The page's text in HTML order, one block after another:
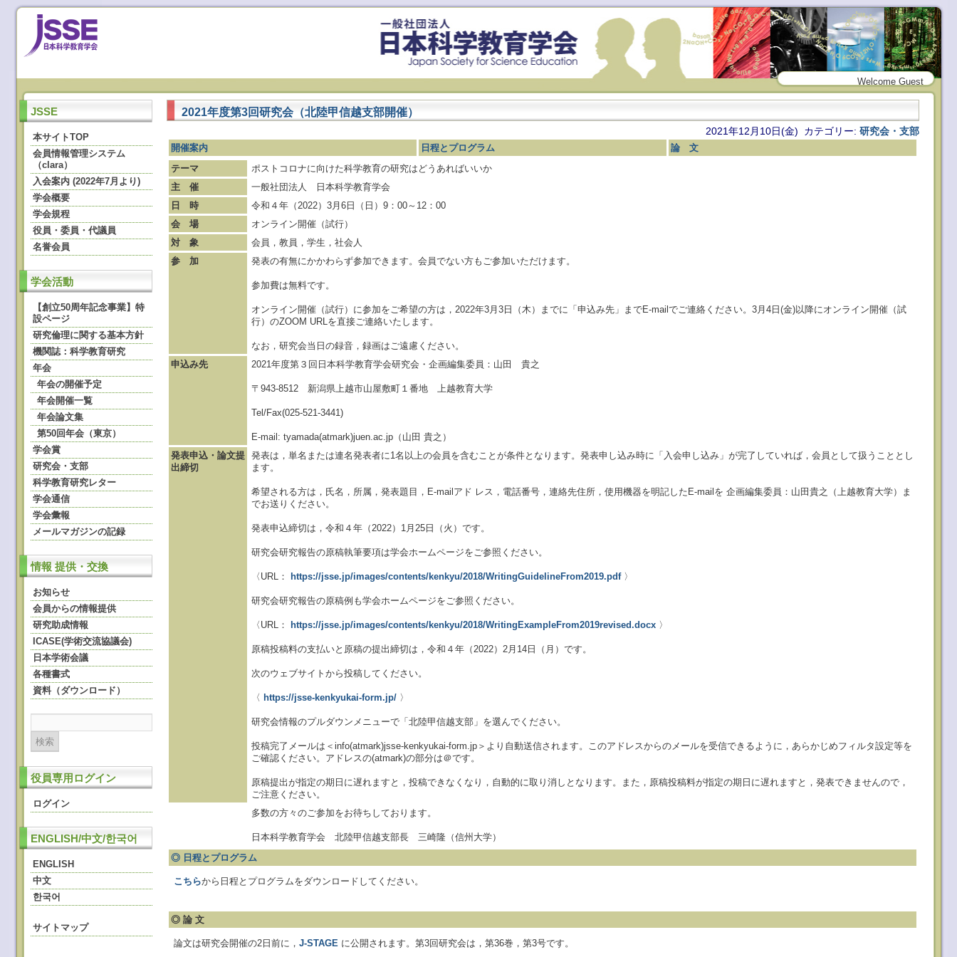
Welcome Guest
JSSE
本サイトTOP
会員情報管理システム
（clara）
入会案内 (2022年7月より)
学会概要
学会規程
役員・委員・代議員
名誉会員
学会活動
【創立50周年記念事業】特
設ページ
研究倫理に関する基本方針
機関誌：科学教育研究
年会
年会の開催予定
年会開催一覧
年会論文集
第50回年会（東京）
学会賞
研究会・支部
科学教育研究レター
学会通信
学会彙報
メールマガジンの記録
情報 提供・交換
お知らせ
会員からの情報提供
研究助成情報
ICASE(学術交流協議会)
日本学術会議
各種書式
資料（ダウンロード）
役員専用ログイン
ログイン
ENGLISH/中文/한국어
ENGLISH
中文
한국어
サイトマップ
2021年度第3回研究会（北陸甲信越支部開催）
2021年12月10日(金) カテゴリー: 研究会・支部
開催案内 日程とプログラム
論 文
テーマ
ポストコロナに向けた科学教育の研究はどうあればいいか
主 催
一般社団法人 日本科学教育学会
日 時
令和４年（2022）3月6日（日）9：00～12：00
会 場
オンライン開催（試行）
対 象
会員，教員，学生，社会人
参 加
発表の有無にかかわらず参加できます。会員でない方もご参加いただけます。
参加費は無料です。
オンライン開催（試行）に参加をご希望の方は，2022年3月3日（木）までに「申込み先」までE-mailでご連絡ください。3月4日(金)以降にオンライン開催（試
行）のZOOM URLを直接ご連絡いたします。
なお，研究会当日の録音，録画はご遠慮ください。
申込み先
2021年度第３回日本科学教育学会研究会・企画編集委員：山田 貴之
〒943-8512 新潟県上越市山屋敷町１番地 上越教育大学
Tel/Fax(025-521-3441)
E-mail: tyamada(atmark)juen.ac.jp（山田 貴之）
発表申込・論文提
出締切
発表は，単名または連名発表者に1名以上の会員を含むことが条件となります。発表申し込み時に「入会申し込み」が完了していれば，会員として扱うこととし
ます。
希望される方は，氏名，所属，発表題目，E-mailアド レス，電話番号，連絡先住所，使用機器を明記したE-mailを 企画編集委員：山田貴之（上越教育大学）ま
でお送りください。
発表申込締切は，令和４年（2022）1月25日（火）です。
研究会研究報告の原稿執筆要項は学会ホームページをご参照ください。
〈URL： https://jsse.jp/images/contents/kenkyu/2018/WritingGuidelineFrom2019.pdf〉
研究会研究報告の原稿例も学会ホームページをご参照ください。
〈URL： https://jsse.jp/images/contents/kenkyu/2018/WritingExampleFrom2019revised.docx 〉
原稿投稿料の支払いと原稿の提出締切は，令和４年（2022）2月14日（月）です。
次のウェブサイトから投稿してください。
〈 https://jsse-kenkyukai-form.jp/ 〉
研究会情報のプルダウンメニューで「北陸甲信越支部」を選んでください。
投稿完了メールは＜info(atmark)jsse-kenkyukai-form.jp＞より自動送信されます。このアドレスからのメールを受信できるように，あらかじめフィルタ設定等を
ご確認ください。アドレスの(atmark)の部分は＠です。
原稿提出が指定の期日に遅れますと，投稿できなくなり，自動的に取り消しとなります。また，原稿投稿料が指定の期日に遅れますと，発表できませんので，
ご注意ください。
多数の方々のご参加をお待ちしております。
日本科学教育学会 北陸甲信越支部長 三崎隆（信州大学）
◎ 日程とプログラム
こちらから日程とプログラムをダウンロードしてください。
◎ 論 文
論文は研究会開催の2日前に，J-STAGE に公開されます。第3回研究会は，第36巻，第3号です。